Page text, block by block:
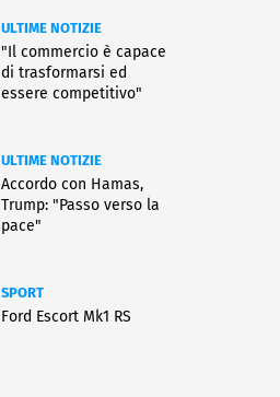
ULTIME NOTIZIE
"Il commercio è capace
di trasformarsi ed
essere competitivo"
ULTIME NOTIZIE
Accordo con Hamas,
Trump: "Passo verso la
pace"
SPORT
Ford Escort Mk1 RS